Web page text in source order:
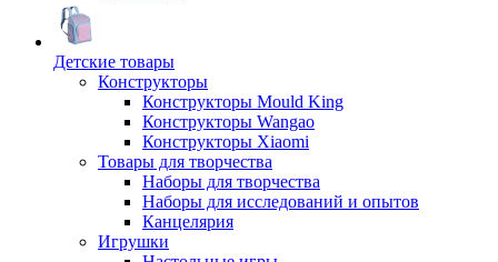
Детские товары
Конструкторы
Конструкторы Mould King
Конструкторы Wangao
Конструкторы Xiaomi
Товары для творчества
Наборы для творчества
Наборы для исследований и опытов
Канцелярия
Игрушки